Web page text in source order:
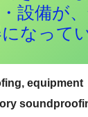
設備が
なって
equipment